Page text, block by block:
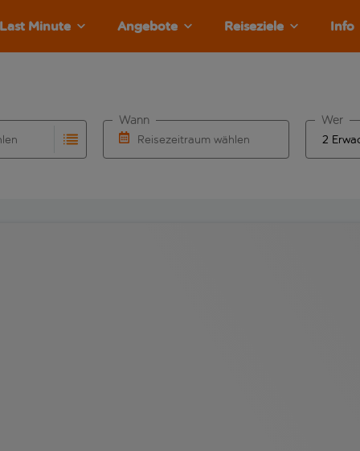
Last Minute Angebote Reiseziele Info
Reisezeitraum wählen
Wann Wer